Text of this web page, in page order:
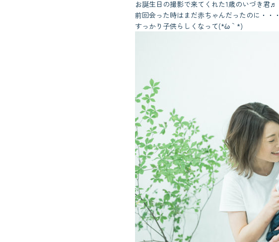
お誕生日の撮影で来てくれた1歳のいづき君♬
前回会った時はまだ赤ちゃんだったのに・・・
すっかり子供らしくなって(*´ω｀*)